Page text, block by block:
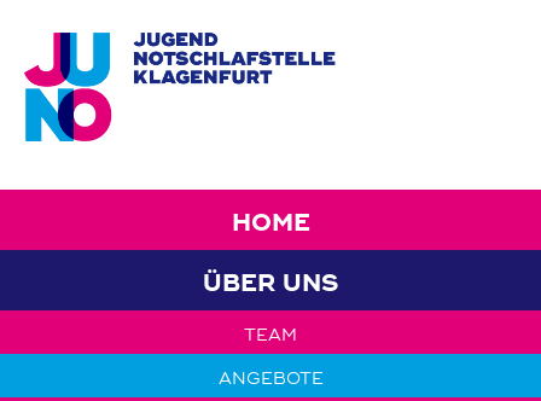
HOME
ÜBER UNS
TEAM
ANGEBOTE